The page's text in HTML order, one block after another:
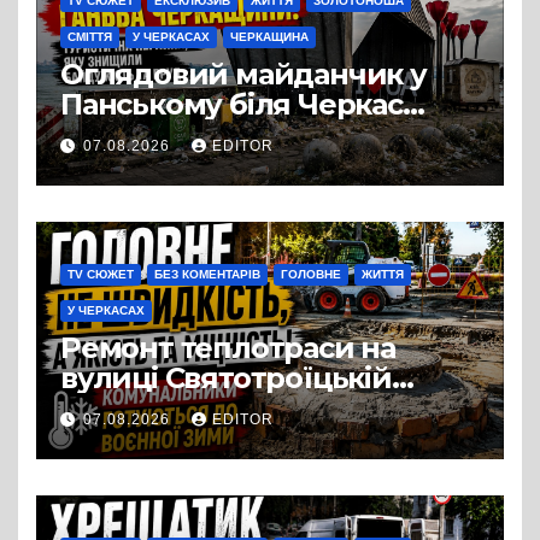
СМІТТЯ У ЧЕРКАСАХ ЧЕРКАЩИНА
Оглядовий майданчик у
Панському біля Черкас
перетворився на занедбане
сміттєзвалище
07.08.2026 EDITOR
TV СЮЖЕТ БЕЗ КОМЕНТАРІВ ГОЛОВНЕ ЖИТТЯ
У ЧЕРКАСАХ
Ремонт теплотраси на
вулиці Святотроїцькій
затягнувся порівняно із
запланованими термінами.
Вулицю досі не відкрили
для руху
07.08.2026 EDITOR